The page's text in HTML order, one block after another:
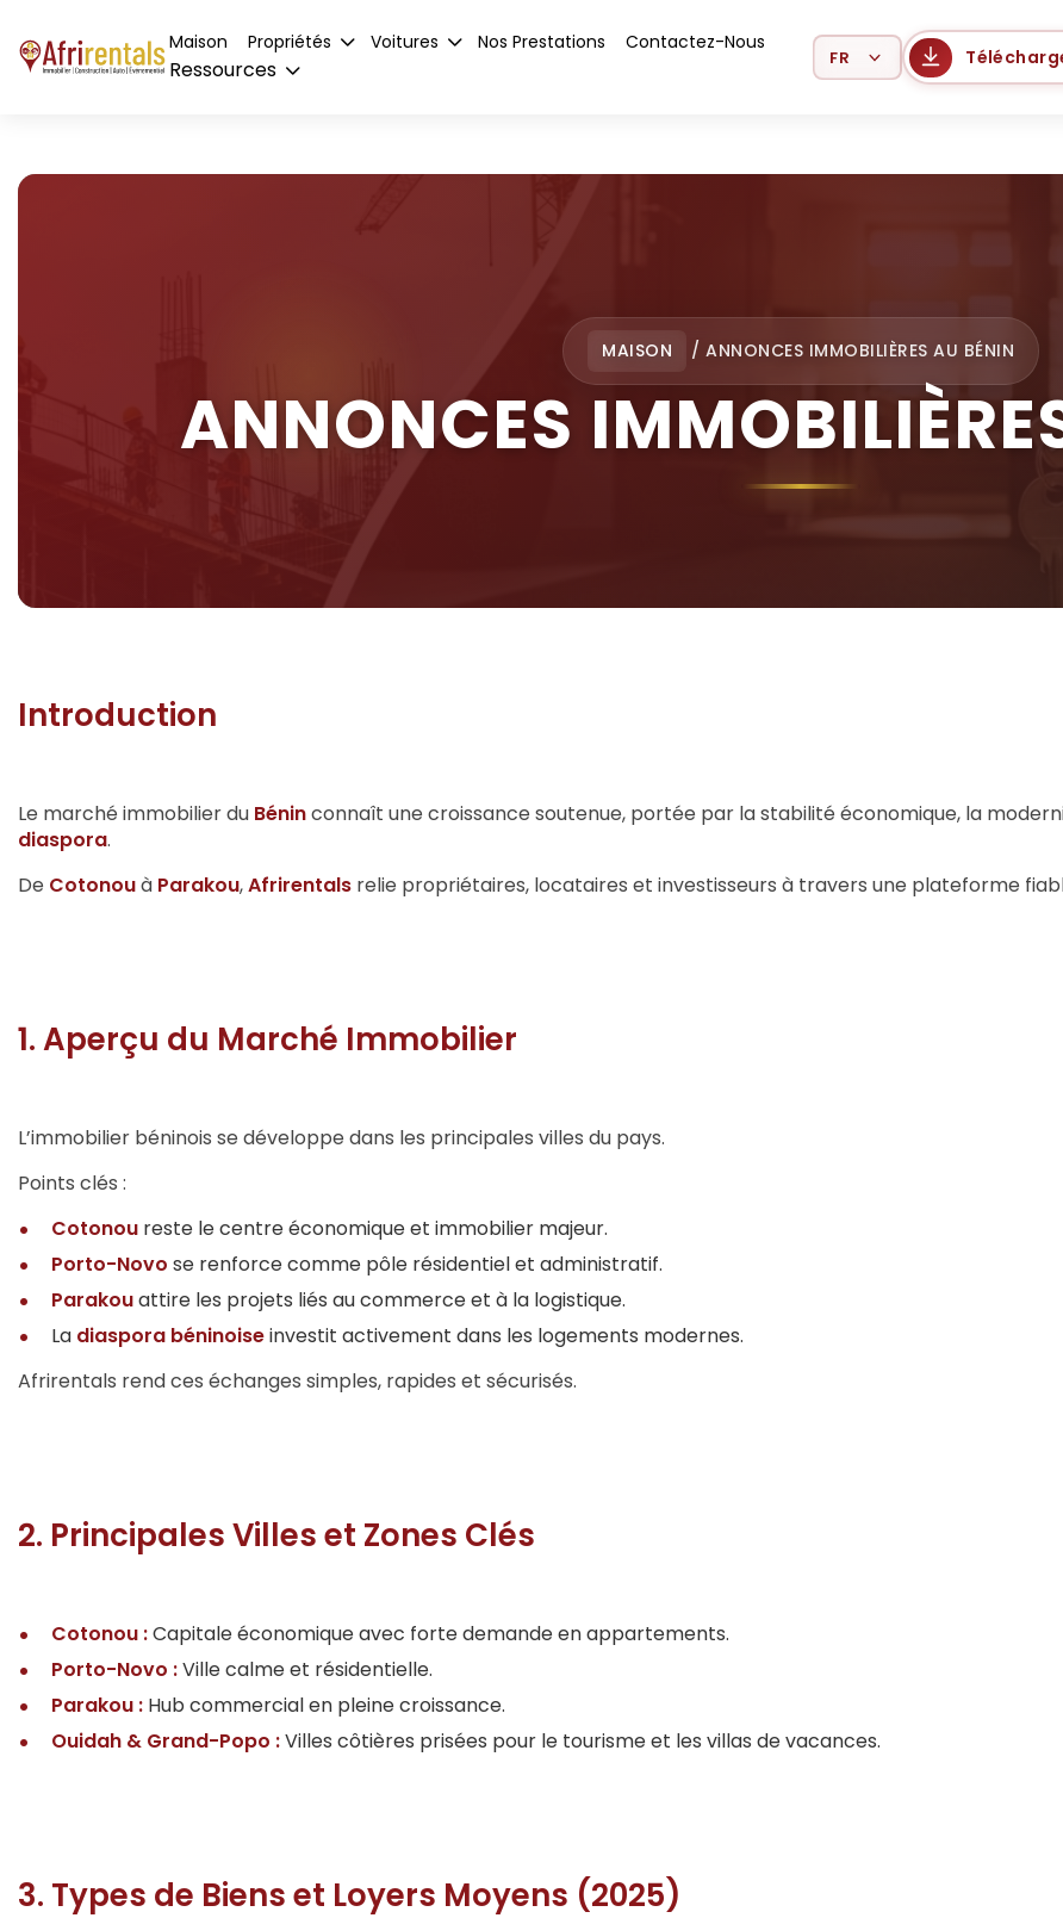
Maison Propriétés Voitures Nos Prestations Contactez-Nous
Ressources
Select Language
MAISON / ANNONCES IMMOBILIÈRES AU BÉNIN
ANNONCES
Introduction
Le marché immobilier du Béninconnaît une croissance soutenue, portée par la stabilité économique, la
diaspora.
De Cotonouà Parakou,Afrirentals relie propriétaires, locataires et investisseurs à travers une plateforme
1. Aperçu du Marché Immobilier
L’immobilier béninois se développe dans les principales villes du pays.
Points clés :
Cotonou reste le centre économique et immobilier majeur.
Porto-Novo se renforce comme pôle résidentiel et administratif.
Parakouattire les projets liés au commerce et à la logistique.
La diaspora béninoiseinvestit activement dans les logements modernes.
Afrirentals rend ces échanges simples, rapides et sécurisés.
2. Principales Villes et Zones Clés
Cotonou :Capitale économique avec forte demande en appartements.
Porto-Novo :Ville calme et résidentielle.
Parakou : Hub commercial en pleine croissance.
Ouidah & Grand-Popo :Villes côtières prisées pour le tourisme et les villas de vacances.
3. Types de Biens et Loyers Moyens (2025)